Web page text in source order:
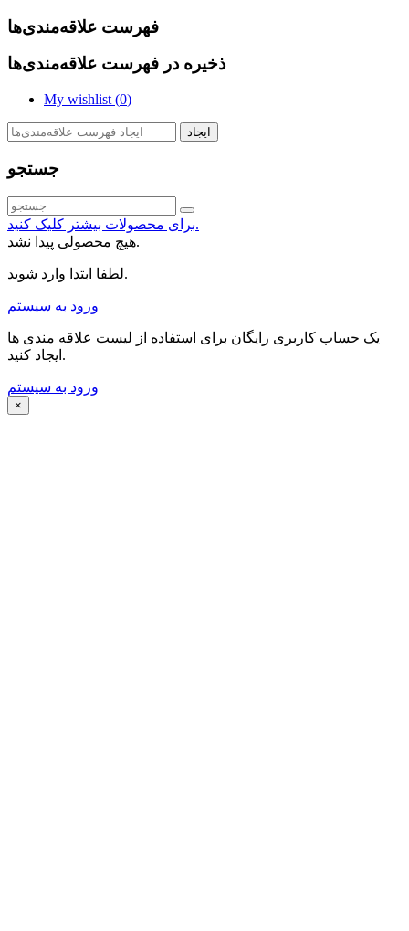
فهرست علاقه‌مندی‌ها
ذخیره در فهرست علاقه‌مندی‌ها
My wishlist (0)
ایجاد
جستجو
برای محصولات بیشتر کلیک کنید.
هیچ محصولی پیدا نشد.
لطفا ابتدا وارد شوید.
ورود به سیستم
یک حساب کاربری رایگان برای استفاده از لیست علاقه مندی ها
ایجاد کنید.
ورود به سیستم
×